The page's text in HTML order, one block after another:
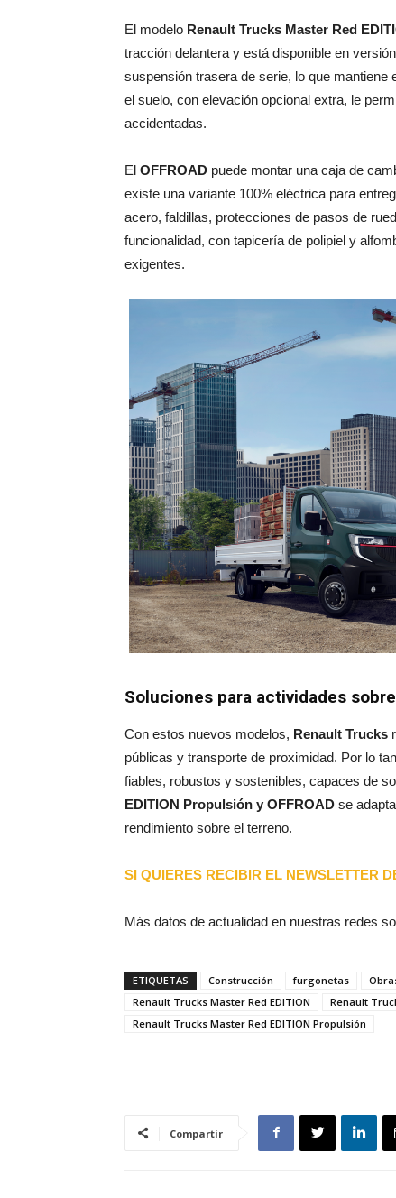
El modelo Renault Trucks Master Red
tracción delantera y está disponible en
suspensión trasera de serie, lo que
el suelo, con elevación opcional extra, le
accidentadas.
El OFFROAD puede montar una caja de
existe una variante 100% eléctrica para
acero, faldillas, protecciones de pasos de
funcionalidad, con tapicería de polipiel y
exigentes.
Soluciones para actividades
Con estos nuevos modelos, Renault Trucks
públicas y transporte de proximidad. Por lo
fiables, robustos y sostenibles, capaces de
EDITION Propulsión y OFFROAD se
rendimiento sobre el terreno.
SI QUIERES RECIBIR EL NEWSLETTER
Más datos de actualidad en nuestras redes
ETIQUETAS Construcción furgonetas
Renault Trucks Master Red EDITION
Renault
Renault Trucks Master Red EDITION Propulsión
Compartir